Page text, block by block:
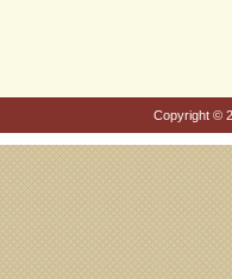
Copyright ©